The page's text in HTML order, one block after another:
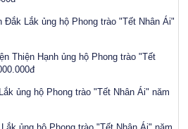
Đắk Lắk ủng hộ Phong trào "Tết Nhân Ái"
Thiện Hạnh ủng hộ Phong trào "Tết
ủng hộ Phong trào "Tết Nhân Ái" năm
ủng hộ Phong trào "Tết Nhân Ái" năm
1, xã Ea Sar, Huyện Ea Kar